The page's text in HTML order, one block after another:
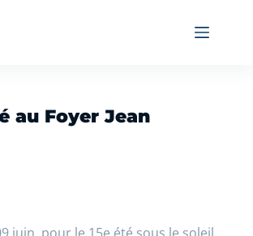
au Foyer Jean